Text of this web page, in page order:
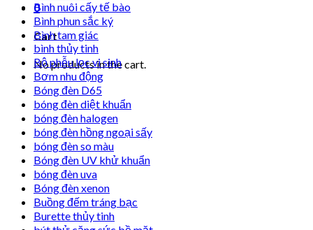
0
Cart
No products in the cart.
Bình nuôi cấy tế bào
Bình phun sắc ký
Bình tam giác
bình thủy tinh
Bộ phễu lọc vi sinh
Bơm nhu động
Bóng đèn D65
bóng đèn diệt khuẩn
bóng đèn halogen
bóng đèn hồng ngoại sấy
bóng đèn so màu
Bóng đèn UV khử khuẩn
bóng đèn uva
Bóng đèn xenon
Buồng đếm tráng bạc
Burette thủy tinh